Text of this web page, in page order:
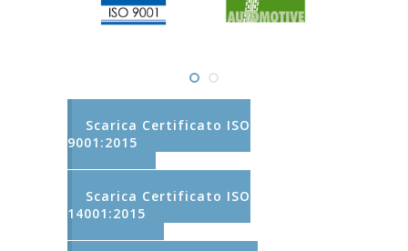
Scarica Certificato ISO
9001:2015
Scarica Certificato ISO
14001:2015